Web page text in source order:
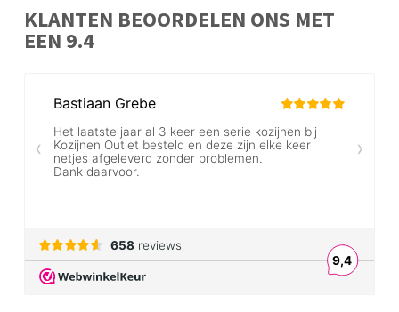
KLANTEN BEOORDELEN ONS MET
EEN 9.4